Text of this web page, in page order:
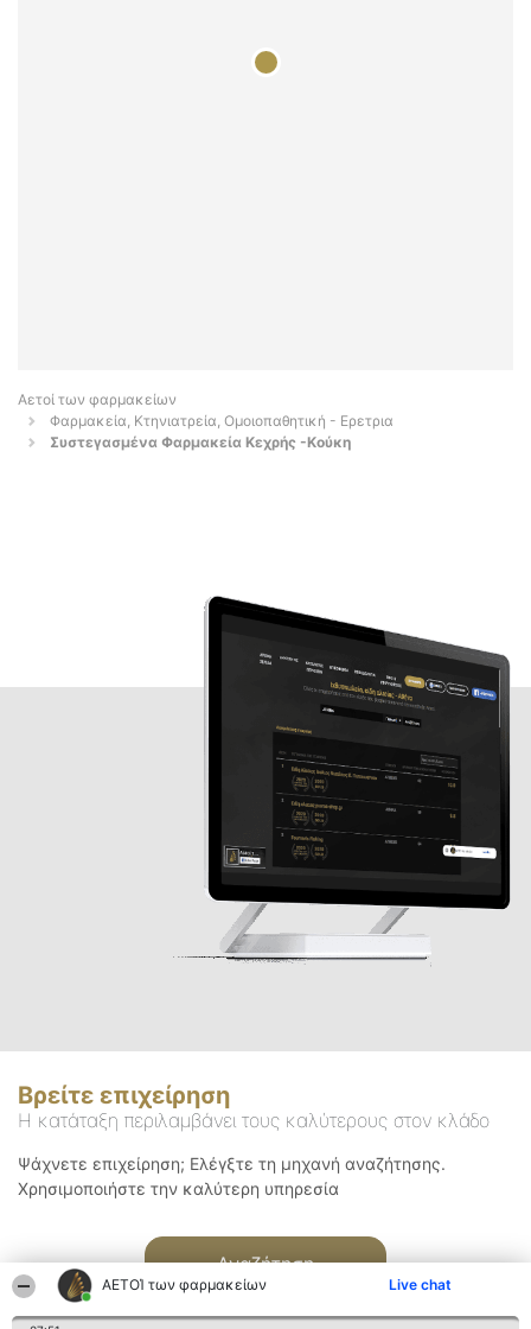
ΑΕΤΟΊ των φαρμακείων Live chat
Αετοί των φαρμακείων
Φαρμακεία, Κτηνιατρεία, Ομοιοπαθητική - Ερετρια
Συστεγασμένα Φαρμακεία Κεχρής -Κούκη
Βρείτε επιχείρηση
Η κατάταξη περιλαμβάνει τους καλύτερους στον κλάδο
Ψάχνετε επιχείρηση; Ελέγξτε τη μηχανή αναζήτησης.
Χρησιμοποιήστε την καλύτερη υπηρεσία
Αναζήτηση